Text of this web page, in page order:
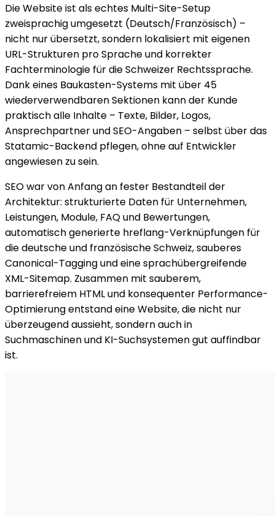
Die Website ist als echtes Multi-Site-Setup
zweisprachig umgesetzt (Deutsch/Französisch) –
nicht nur übersetzt, sondern lokalisiert mit eigenen
URL-Strukturen pro Sprache und korrekter
Fachterminologie für die Schweizer Rechtssprache.
Dank eines Baukasten-Systems mit über 45
wiederverwendbaren Sektionen kann der Kunde
praktisch alle Inhalte – Texte, Bilder, Logos,
Ansprechpartner und SEO-Angaben – selbst über das
Statamic-Backend pflegen, ohne auf Entwickler
angewiesen zu sein.
SEO war von Anfang an fester Bestandteil der
Architektur: strukturierte Daten für Unternehmen,
Leistungen, Module, FAQ und Bewertungen,
automatisch generierte hreflang-Verknüpfungen für
die deutsche und französische Schweiz, sauberes
Canonical-Tagging und eine sprachübergreifende
XML-Sitemap. Zusammen mit sauberem,
barrierefreiem HTML und konsequenter Performance-
Optimierung entstand eine Website, die nicht nur
überzeugend aussieht, sondern auch in
Suchmaschinen und KI-Suchsystemen gut auffindbar
ist.